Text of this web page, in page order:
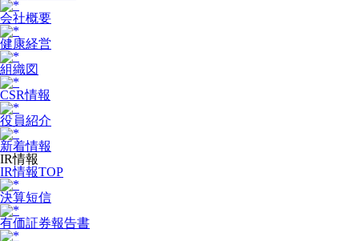
会社概要
健康経営
組織図
CSR情報
役員紹介
新着情報
IR情報
IR情報TOP
決算短信
有価証券報告書